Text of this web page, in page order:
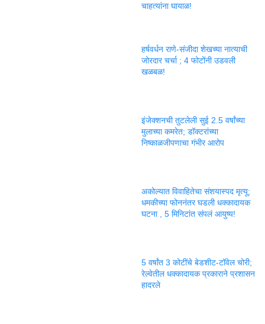
चाहत्यांना घायाळ!
हर्षवर्धन राणे-संजीदा शेखच्या नात्याची
जोरदार चर्चा ; 4 फोटोंनी उडवली
खळबळ!
इंजेक्शनची तुटलेली सुई 2.5 वर्षांच्या
मुलाच्या कमरेत; डॉक्टरांच्या
निष्काळजीपणाचा गंभीर आरोप
अकोल्यात विवाहितेचा संशयास्पद मृत्यू;
धमकीच्या फोननंतर घडली धक्कादायक
घटना , 5 मिनिटांत संपलं आयुष्य!
5 वर्षांत 3 कोटींचे बेडशीट-टॉवेल चोरी;
रेल्वेतील धक्कादायक प्रकाराने प्रशासन
हादरले